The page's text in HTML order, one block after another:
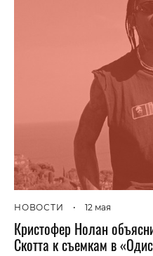
НОВОСТИ • 12 мая
Кристофер Нолан
Скотта к съемкам в